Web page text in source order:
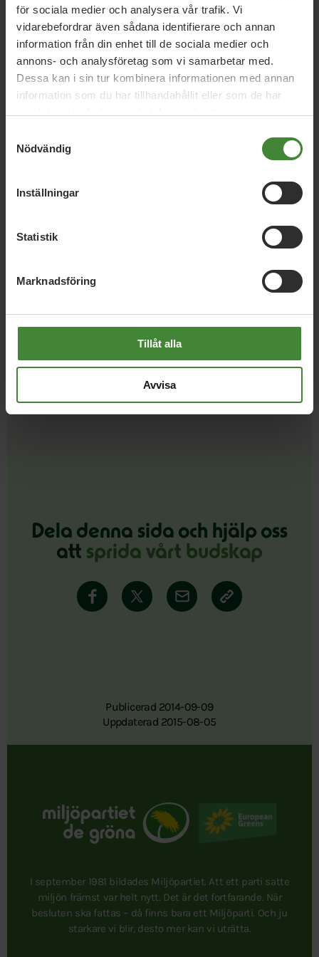
för sociala medier och analysera vår trafik. Vi
vidarebefordrar även sådana identifierare och annan
information från din enhet till de sociala medier och
annons- och analysföretag som vi samarbetar med.
Dessa kan i sin tur kombinera informationen med annan
information som du har tillhandahållit eller som de har
Nödvändig
Inställningar
Statistik
Marknadsföring
Tillåt alla
Avvisa
fråga:
B Barn och skola Bostad
D Demokrati & transparens
Dela denna sida och hjälp oss
att sprida vårt budskap
Publicerad 2014-09-09
Uppdaterad 2015-08-05
I september 1981 bildades Miljöpartiet. Att ett parti satte
miljön främst var helt nytt. Det är det fortfarande. När
besluten ska fattas – då finns bara ett Miljöparti. Och ju
starkare vi blir, desto mer kan vi uträtta.